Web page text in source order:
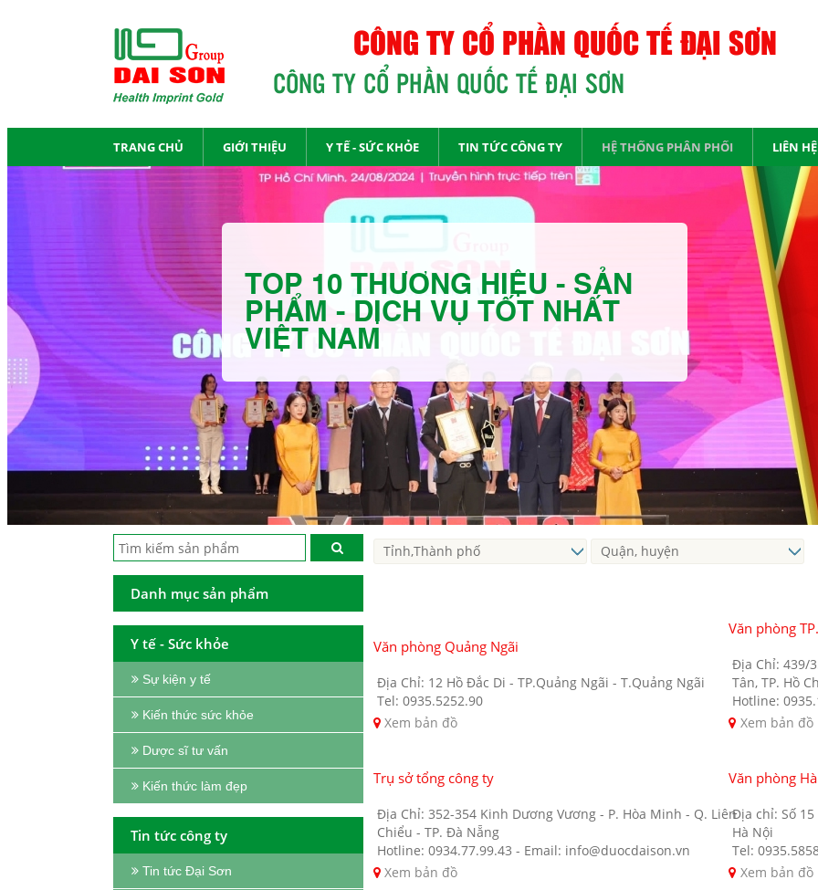
CÔNG TY CỔ PHẦN QUỐC TẾ ĐẠI SƠN
CÔNG TY CỔ PHẦN QUỐC TẾ ĐẠI SƠN
TRANG CHỦ GIỚI THIỆU Y TẾ - SỨC KHỎE TIN TỨC CÔNG TY HỆ THỐNG PHÂN PHỐI LIÊN HỆ
TOP 10 THƯƠNG HIỆU - SẢN
PHẨM - DỊCH VỤ TỐT NHẤT
VIỆT NAM
Văn phòng Quảng Ngãi
Địa Chỉ: 12 Hồ Đắc Di - TP.Quảng Ngãi - T.Quảng Ngãi
Tel: 0935.5252.90
Xem bản đồ
Văn phòng
Địa Chỉ: 439/
Tân, TP. Hồ
Hotline:
Xem bản đồ
Trụ sở tổng công ty
Địa Chỉ: 352-354 Kinh Dương Vương - P. Hòa Minh - Q. Liên
Chiểu - TP. Đà Nẵng
Hotline: 0934.77.99.43 - Email: info@duocdaison.vn
Xem bản đồ
Văn phòng
Địa chỉ: Số
Hà Nội
Tel:
Xem bản đồ
Danh mục sản phẩm
Y tế - Sức khỏe
Sự kiện y tế
Kiến thức sức khỏe
Dược sĩ tư vấn
Kiến thức làm đẹp
Tin tức công ty
Tin tức Đại Sơn